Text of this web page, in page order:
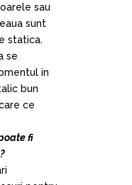
sau
sunt
statica.
se
in
bun
ce
fi